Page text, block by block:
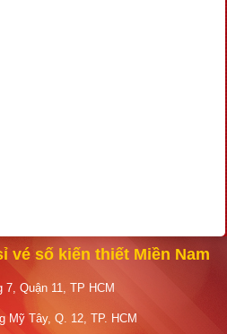
vé số kiến thiết Miền Nam
Quận 11, TP HCM
Mỹ Tây, Q. 12, TP. HCM